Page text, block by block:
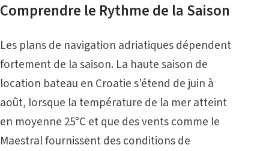
Comprendre le Rythme de la Saison
Les plans de navigation adriatiques dépendent
fortement de la saison. La haute saison de
location bateau en Croatie s’étend de juin à
août, lorsque la température de la mer atteint
en moyenne 25°C et que des vents comme le
Maestral fournissent des conditions de